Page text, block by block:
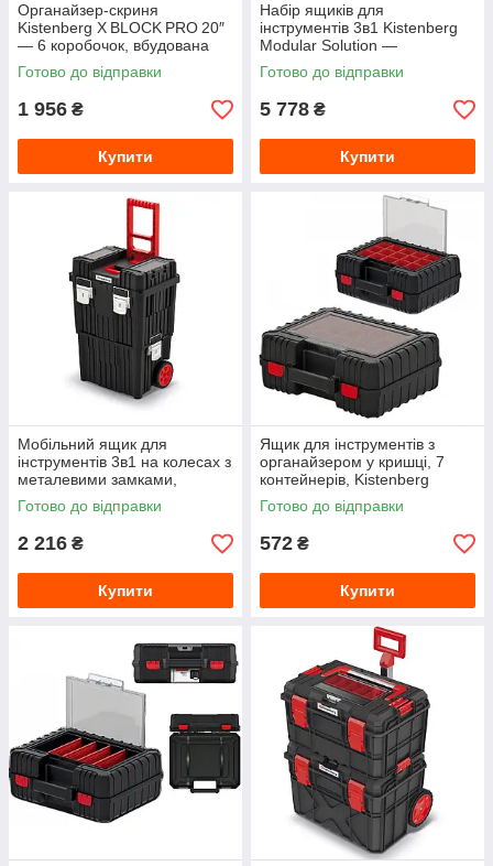
Органайзер‑скриня
Kistenberg X BLOCK PRO 20″
— 6 коробочок, вбудована
лінійка, корпус IP55
Готово до відправки
1 956 ₴
Купити
Набір ящиків для
інструментів 3в1 Kistenberg
Modular Solution —
модульний комплект на
колесах, телескопічна ручка
Готово до відправки
5 778 ₴
Купити
Мобільний ящик для
інструментів 3в1 на колесах з
металевими замками,
Kistenberg Heavy KHVWM
Готово до відправки
2 216 ₴
Купити
Ящик для інструментів з
органайзером у кришці, 7
контейнерів, Kistenberg
HEAVY KHV40B-S411
Готово до відправки
572 ₴
Купити